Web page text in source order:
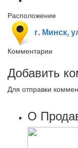
Расположение
г. Минск,
Комментарии
Добавить
Для отправки
О